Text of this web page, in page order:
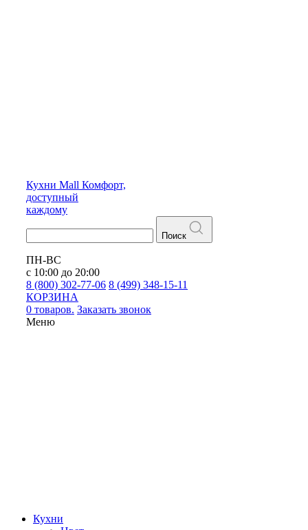
Кухни Mall Комфорт,
доступный
каждому
Поиск
ПН-ВС
с 10:00 до 20:00
8 (800) 302-77-06 8 (499) 348-15-11
КОРЗИНА
0 товаров. Заказать звонок
Меню
Кухни